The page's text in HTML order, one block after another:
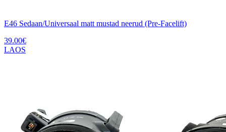
E46 Sedaan/Universaal matt mustad neerud (Pre-Facelift)
39.00€
LAOS